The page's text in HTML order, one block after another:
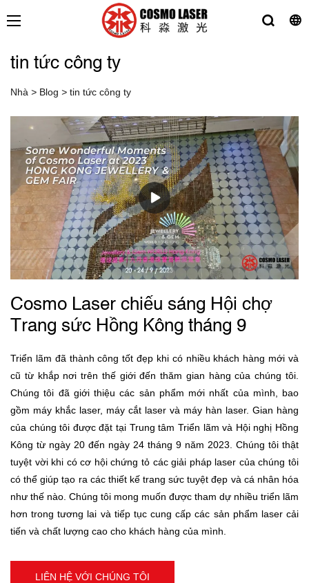
tin tức công ty
Nhà > Blog > tin tức công ty
Cosmo Laser chiếu sáng Hội chợ
Trang sức Hồng Kông tháng 9
Triển lãm đã thành công tốt đẹp khi có nhiều khách hàng mới và
cũ từ khắp nơi trên thế giới đến thăm gian hàng của chúng tôi.
Chúng tôi đã giới thiệu các sản phẩm mới nhất của mình, bao
gồm máy khắc laser, máy cắt laser và máy hàn laser. Gian hàng
của chúng tôi được đặt tại Trung tâm Triển lãm và Hội nghị Hồng
Kông từ ngày 20 đến ngày 24 tháng 9 năm 2023. Chúng tôi thật
tuyệt vời khi có cơ hội chứng tỏ các giải pháp laser của chúng tôi
có thể giúp tạo ra các thiết kế trang sức tuyệt đẹp và cá nhân hóa
như thế nào. Chúng tôi mong muốn được tham dự nhiều triển lãm
hơn trong tương lai và tiếp tục cung cấp các sản phẩm laser cải
tiến và chất lượng cao cho khách hàng của mình.
LIÊN HỆ VỚI CHÚNG TÔI